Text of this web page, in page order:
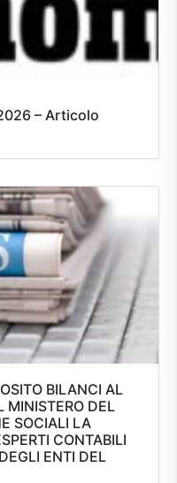
– Articolo
BILANCI AL
MINISTERO DEL
SOCIALI LA
CONTABILI
ENTI DEL